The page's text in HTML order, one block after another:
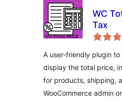
WC
Tax
A user-friendly plugin
display the total price,
for products, shipping,
WooCommerce admin